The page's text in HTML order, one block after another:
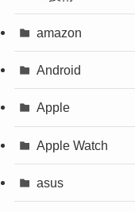
amazon
Android
Apple
Apple Watch
asus